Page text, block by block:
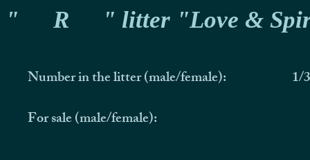
" R " litter "Love &
Number in the litter (male/female):
For sale (male/female):
1/3